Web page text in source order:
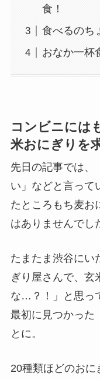
食！
食べるのち
おなか一杯
コンビニには
米おにぎりを
先日の記事では、
い」などと言って
たところもち麦お
はありませんでし
たまたま渋谷にい
ぎり屋さんで、玄
な…？！」と思っ
最初に見つかった
とに。
20種類ほどのおに